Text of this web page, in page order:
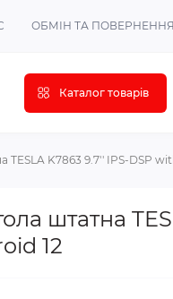
ОБМІН ТА ПОВЕРНЕННЯ
Каталог товарів
TESLA K7863 9.7'' IPS-DSP
штатна
12